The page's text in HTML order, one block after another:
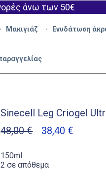
άνω των 50€
Μακιγιάζ Ενυδάτωση
Sinecell Leg Criogel
48,00€
Original
48,00 €.
38,40 €
150ml
2 σε απόθεμα